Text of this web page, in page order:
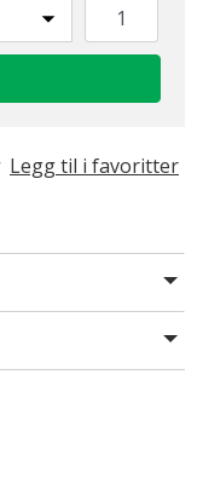
Legg til i favoritter